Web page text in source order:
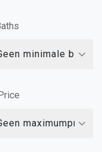
minimale
maximumprijs